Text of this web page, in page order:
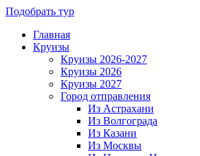
Подобрать тур
Главная
Круизы
Круизы 2026-2027
Круизы 2026
Круизы 2027
Город отправления
Из Астрахани
Из Волгограда
Из Казани
Из Москвы